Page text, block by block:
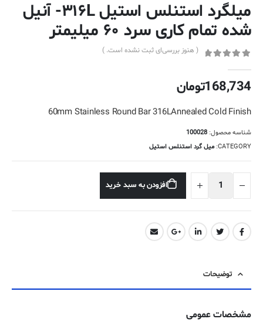
میلگرد استنلس استیل ۳۱۶L- آنیل
شده تمام کاری سرد ۶۰ میلیمتر
( هنوز بررسی‌ای ثبت نشده است. )
168,734تومان
60mm Stainless Round Bar 316LAnnealed Cold Finish
شناسه محصول: 100028
CATEGORY: میل گرد استنلس استیل
افزودن به سبد خرید
توضیحات
مشخصات عمومی